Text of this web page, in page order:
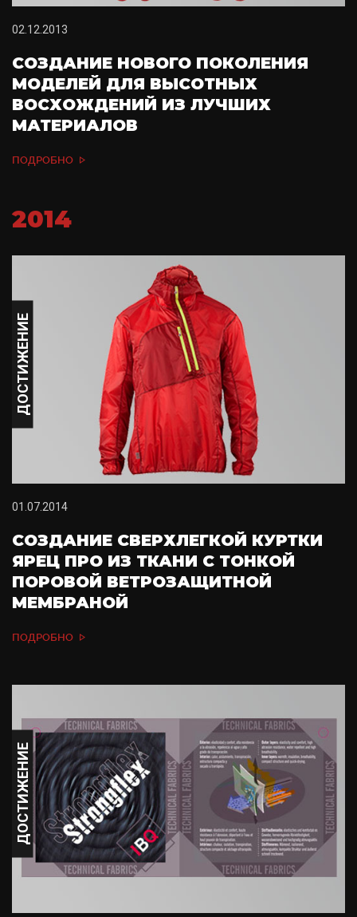
02.12.2013
СОЗДАНИЕ НОВОГО ПОКОЛЕНИЯ
МОДЕЛЕЙ ДЛЯ ВЫСОТНЫХ
ВОСХОЖДЕНИЙ ИЗ ЛУЧШИХ
МАТЕРИАЛОВ
ПОДРОБНО
2014
ДОСТИЖЕНИЕ
01.07.2014
СОЗДАНИЕ СВЕРХЛЕГКОЙ КУРТКИ
ЯРЕЦ ПРО ИЗ ТКАНИ С ТОНКОЙ
ПОРОВОЙ ВЕТРОЗАЩИТНОЙ
МЕМБРАНОЙ
ПОДРОБНО
ДОСТИЖЕНИЕ